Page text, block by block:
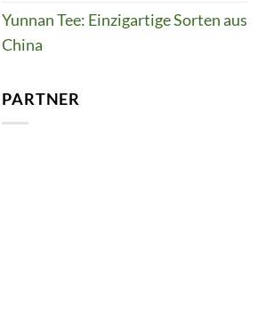
Yunnan Tee: Einzigartige Sorten aus
China
PARTNER